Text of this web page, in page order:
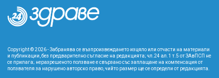
Copyright © 2026 - Забранява се възпроизвеждането изцяло или отчасти на материали
и публикации, без предварително съгласие на редакцията; чл.24 ал.1 т.5 от ЗАвПСП не
се прилага; неразрешеното ползване е свързано със заплащане на компенсация от
ползвателя за нарушено авторско право, чийто размер ще се определи от редакцията.